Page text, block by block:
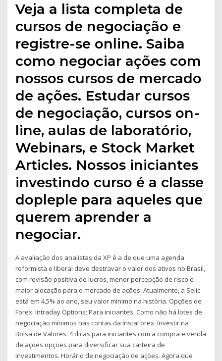
Veja a lista completa de
cursos de negociação e
registre-se online. Saiba
como negociar ações com
nossos cursos de mercado
de ações. Estudar cursos
de negociação, cursos on-
line, aulas de laboratório,
Webinars, e Stock Market
Articles. Nossos iniciantes
investindo curso é a classe
dopleple para aqueles que
querem aprender a
negociar.
A avaliação dos analistas da XP é a de que uma agenda
reformista e liberal deve destravar o valor dos ativos no Brasil,
com revisão positiva de lucros, menor percepção de risco e
maior alocação para o mercado de ações. Atualmente, a Selic
está em 4,5% ao ano, seu valor mínimo na história. Opções de
Forex. Intraday Options; Para iniciantes. Como não há lotes de
negociação mínimos nas contas da InstaForex. Investir na
Bolsa de Valores: 4 dicas para iniciantes com a compra e venda
de ações opções para diversificar sua carteira de
investimentos. Horário de negociação de ações. Agora que